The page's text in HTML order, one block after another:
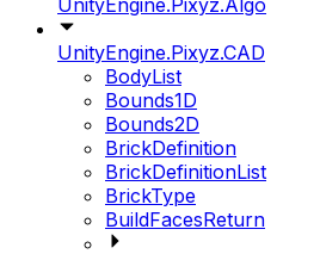
UnityEngine.Pixyz.Algo
UnityEngine.Pixyz.CAD
BodyList
Bounds1D
Bounds2D
BrickDefinition
BrickDefinitionList
BrickType
BuildFacesReturn